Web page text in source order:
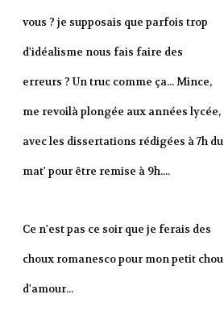
vous ? je supposais que parfois trop
d'idéalisme nous fais faire des
erreurs ? Un truc comme ça... Mince,
me revoilà plongée aux années lycée,
avec les dissertations rédigées à 7h du
mat' pour être remise à 9h....
Ce n'est pas ce soir que je ferais des
choux romanesco pour mon petit chou
d'amour...